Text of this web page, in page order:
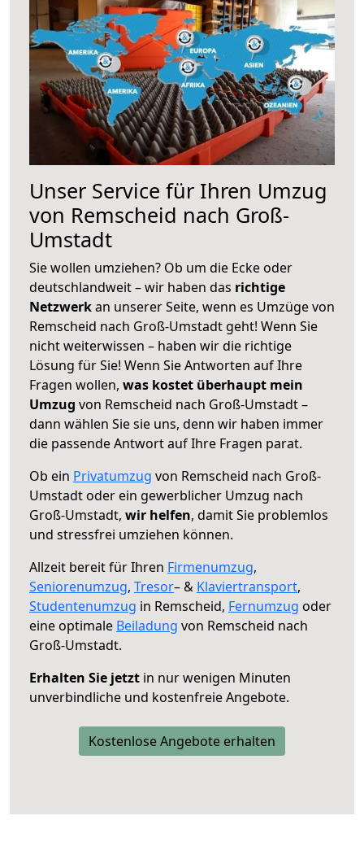
Unser Service für Ihren Umzug
von Remscheid nach Groß-
Umstadt
Sie wollen umziehen? Ob um die Ecke oder
deutschlandweit – wir haben das richtige
Netzwerkan unserer Seite, wenn es Umzüge von
Remscheid nach Groß-Umstadt geht! Wenn Sie
nicht weiterwissen – haben wir die richtige
Lösung für Sie! Wenn Sie Antworten auf Ihre
Fragen wollen, was kostet überhaupt mein
Umzug von Remscheid nach Groß-Umstadt –
dann wählen Sie sie uns, denn wir haben immer
die passende Antwort auf Ihre Fragen parat.
Ob ein Privatumzug von Remscheid nach Groß-
Umstadt oder ein gewerblicher Umzug nach
Groß-Umstadt, wir helfen, damit Sie problemlos
und stressfrei umziehen können.
Allzeit bereit für Ihren Firmenumzug,
Seniorenumzug, Tresor– & Klaviertransport,
Studentenumzug in Remscheid, Fernumzug oder
eine optimale Beiladung von Remscheid nach
Groß-Umstadt.
Erhalten Sie jetzt in nur wenigen Minuten
unverbindliche und kostenfreie Angebote.
Kostenlose Angebote erhalten